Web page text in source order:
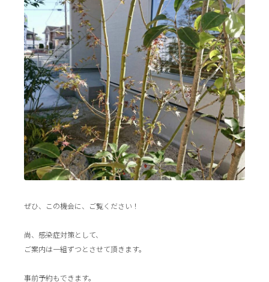
ぜひ、この機会に、ご覧ください！
尚、感染症対策として、
ご案内は一組ずつとさせて頂きます。
事前予約もできます。